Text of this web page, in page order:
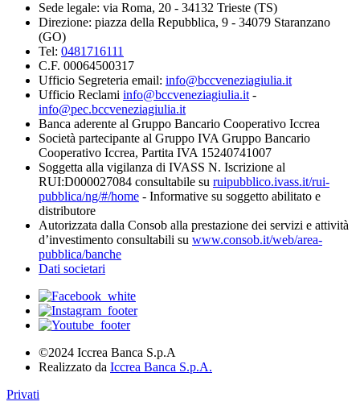
Sede legale: via Roma, 20 - 34132 Trieste (TS)
Direzione: piazza della Repubblica, 9 - 34079 Staranzano
(GO)
Tel: 0481716111
C.F. 00064500317
Ufficio Segreteria email: info@bccveneziagiulia.it
Ufficio Reclami info@bccveneziagiulia.it -
info@pec.bccveneziagiulia.it
Banca aderente al Gruppo Bancario Cooperativo Iccrea
Società partecipante al Gruppo IVA Gruppo Bancario
Cooperativo Iccrea, Partita IVA 15240741007
Soggetta alla vigilanza di IVASS N. Iscrizione al
RUI:D000027084 consultabile su ruipubblico.ivass.it/rui-
pubblica/ng/#/home - Informative su soggetto abilitato e
distributore
Autorizzata dalla Consob alla prestazione dei servizi e attività
d’investimento consultabili su www.consob.it/web/area-
pubblica/banche
Dati societari
©2024 Iccrea Banca S.p.A
Realizzato da Iccrea Banca S.p.A.
Privati